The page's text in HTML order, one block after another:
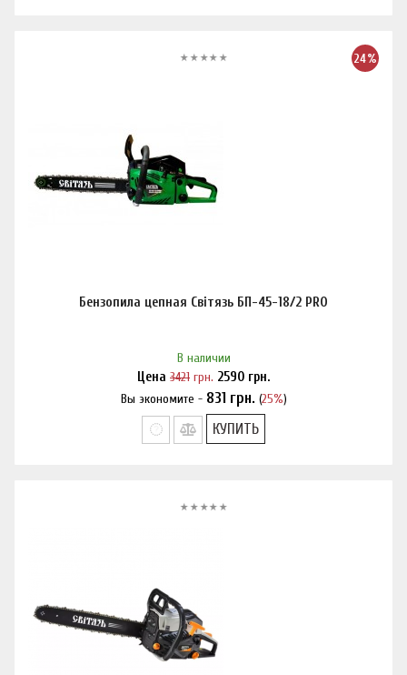
24%
Бензопила цепная Світязь БП-45-18/2 PRO
В наличии
Цена 3421 грн. 2590 грн.
Вы экономите - 831 грн. (25%)
Нашли дешевле?
КУПИТЬ